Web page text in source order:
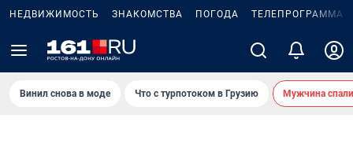
НЕДВИЖИМОСТЬ ЗНАКОМСТВА ПОГОДА ТЕЛЕПРОГРАММА
Винил снова в моде Что с турпотоком в Грузию Мужчина